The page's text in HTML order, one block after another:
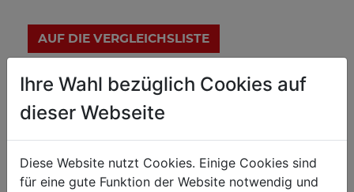
AUF DIE VERGLEICHSLISTE
DATENBLATT
Technische Details
Ihre Wahl bezüglich Cookies auf
dieser Webseite
Diese Website nutzt Cookies. Einige Cookies sind
für eine gute Funktion der Website notwendig und